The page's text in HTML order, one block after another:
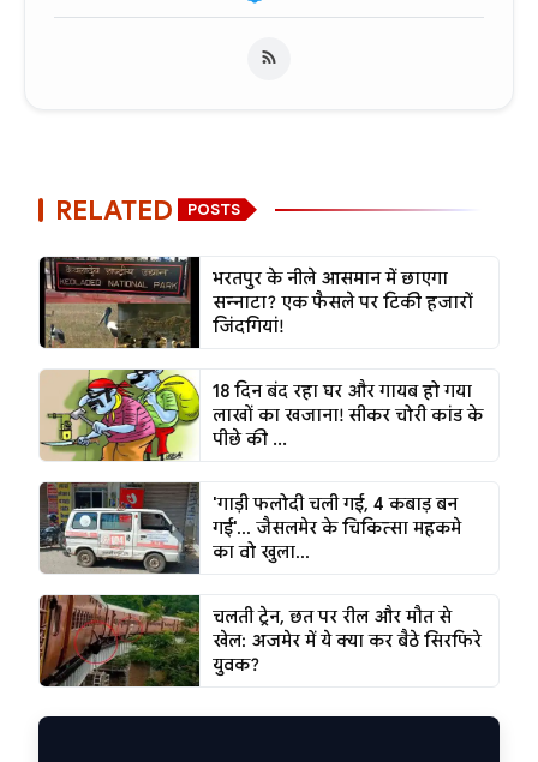
RELATED POSTS
भरतपुर के नीले आसमान में छाएगा
सन्नाटा? एक फैसले पर टिकी हजारों
जिंदगियां!
18 दिन बंद रहा घर और गायब हो गया
लाखों का खजाना! सीकर चोरी कांड के
पीछे की ...
'गाड़ी फलोदी चली गई, 4 कबाड़ बन
गई'... जैसलमेर के चिकित्सा महकमे
का वो खुला...
चलती ट्रेन, छत पर रील और मौत से
खेल: अजमेर में ये क्या कर बैठे सिरफिरे
युवक?